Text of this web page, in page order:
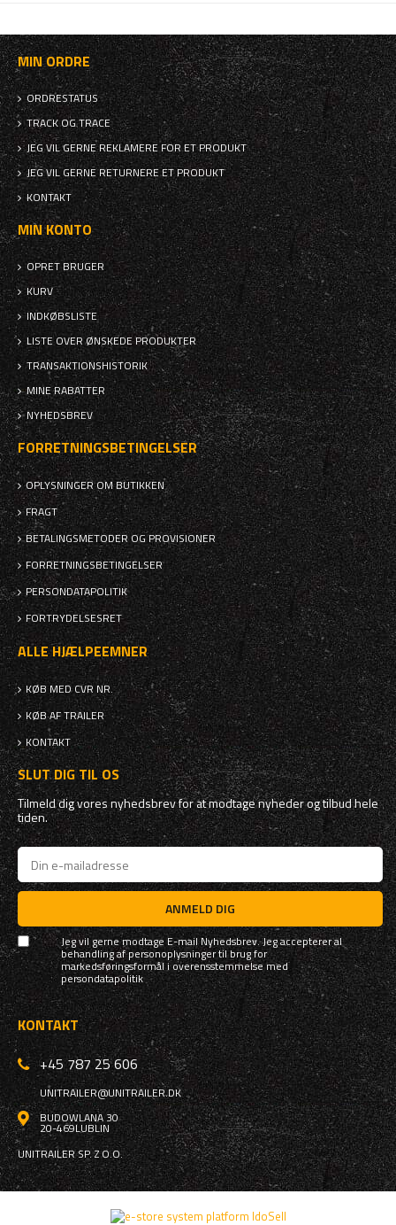
MIN ORDRE
ORDRESTATUS
TRACK OG TRACE
JEG VIL GERNE REKLAMERE FOR ET PRODUKT
JEG VIL GERNE RETURNERE ET PRODUKT
KONTAKT
MIN KONTO
OPRET BRUGER
KURV
INDKØBSLISTE
LISTE OVER ØNSKEDE PRODUKTER
TRANSAKTIONSHISTORIK
MINE RABATTER
NYHEDSBREV
FORRETNINGSBETINGELSER
OPLYSNINGER OM BUTIKKEN
FRAGT
BETALINGSMETODER OG PROVISIONER
FORRETNINGSBETINGELSER
PERSONDATAPOLITIK
FORTRYDELSESRET
ALLE HJÆLPEEMNER
KØB MED CVR NR.
KØB AF TRAILER
KONTAKT
SLUT DIG TIL OS
Tilmeld dig vores nyhedsbrev for at modtage nyheder og tilbud hele
tiden.
ANMELD DIG
Jeg vil gerne modtage E-mail Nyhedsbrev. Jeg accepterer al
behandling af personoplysninger til brug for
markedsføringsformål i overensstemmelse med
persondatapolitik
KONTAKT
+45 787 25 606
UNITRAILER@UNITRAILER.DK
BUDOWLANA 30
20-469LUBLIN
UNITRAILER SP. Z O.O.